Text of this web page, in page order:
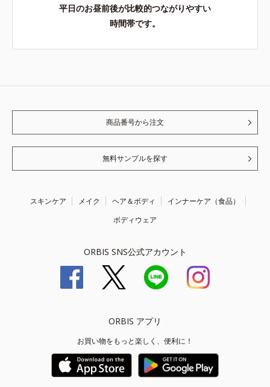
平日のお昼前後が比較的つながりやすい
時間帯です。
商品番号から注文
無料サンプルを探す
スキンケア メイク ヘア＆ボディ
インナーケア（食品）
ボディウェア
ORBIS SNS公式アカウント
ORBIS アプリ
お買い物をもっと楽しく、便利に！